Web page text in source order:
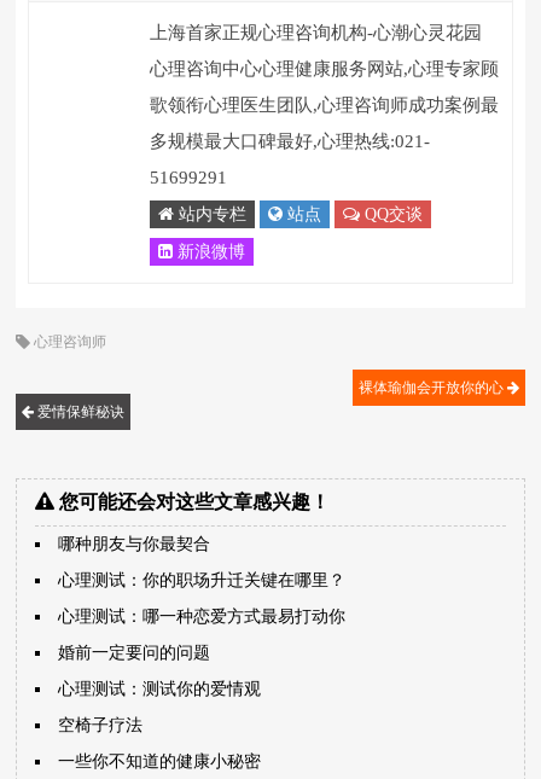
上海首家正规心理咨询机构-心潮心灵花园
心理咨询中心心理健康服务网站,心理专家顾
歌领衔心理医生团队,心理咨询师成功案例最
多规模最大口碑最好,心理热线:021-
51699291
站内专栏 站点 QQ交谈
新浪微博
心理咨询师
爱情保鲜秘诀
裸体瑜伽会开放你的心
您可能还会对这些文章感兴趣！
哪种朋友与你最契合
心理测试：你的职场升迁关键在哪里？
心理测试：哪一种恋爱方式最易打动你
婚前一定要问的问题
心理测试：测试你的爱情观
空椅子疗法
一些你不知道的健康小秘密